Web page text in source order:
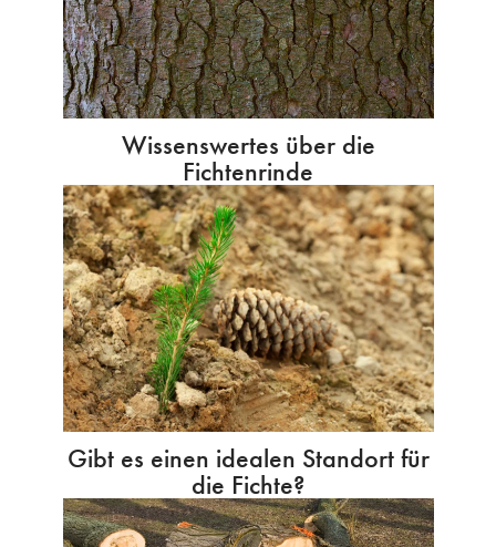
Wissenswertes über die
Fichtenrinde
Gibt es einen idealen Standort für
die Fichte?